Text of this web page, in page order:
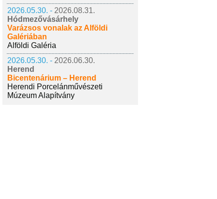
2026.05.30. - 2026.08.31.
Hódmezővásárhely
Varázsos vonalak az Alföldi
Galériában
Alföldi Galéria
2026.05.30. - 2026.06.30.
Herend
Bicentenárium – Herend
Herendi Porcelánművészeti
Múzeum Alapítvány